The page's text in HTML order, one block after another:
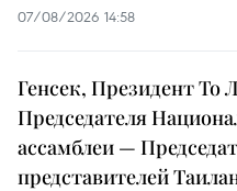
07/08/2026 14:58
Генсек, Президент То
Председателя
ассамблеи —
представителей